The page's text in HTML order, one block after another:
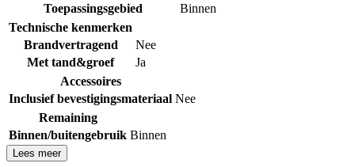
Toepassingsgebied
Binnen
Technische kenmerken
Brandvertragend
Nee
Met tand&groef
Ja
Accessoires
Inclusief bevestigingsmateriaal Nee
Remaining
Binnen/buitengebruik Binnen
Lees meer